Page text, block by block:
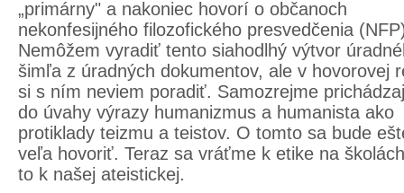
„primárny" a nakoniec hovorí o občanoch
nekonfesijného filozofického presvedčenia
Nemôžem vyradiť tento siahodlhý výtvor
šimľa z úradných dokumentov, ale v hovorovej
si s ním neviem poradiť. Samozrejme
do úvahy výrazy humanizmus a humanista ako
protiklady teizmu a teistov. O tomto sa bude
veľa hovoriť. Teraz sa vráťme k etike na
to k našej ateistickej.